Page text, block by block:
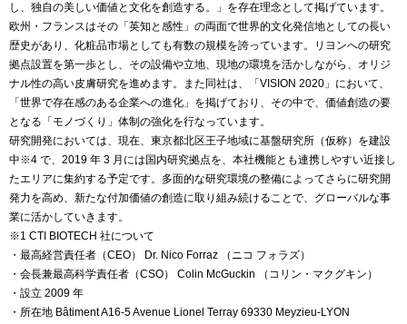
し、独自の美しい価値と文化を創造する。」を存在理念として掲げています。
欧州・フランスはその「英知と感性」の両面で世界的文化発信地としての長い
歴史があり、化粧品市場としても有数の規模を誇っています。リヨンへの研究
拠点設置を第一歩とし、その設備や立地、現地の環境を活かしながら、オリジ
ナル性の高い皮膚研究を進めます。また同社は、「VISION 2020」において、
「世界で存在感のある企業への進化」を掲げており、その中で、価値創造の要
となる「モノづくり」体制の強化を行なっています。
研究開発においては、現在、東京都北区王子地域に基盤研究所（仮称）を建設
中※4 で、2019 年 3 月には国内研究拠点を、本社機能とも連携しやすい近接し
たエリアに集約する予定です。多面的な研究環境の整備によってさらに研究開
発力を高め、新たな付加価値の創造に取り組み続けることで、グローバルな事
業に活かしていきます。
※1 CTI BIOTECH 社について
・最高経営責任者（CEO） Dr. Nico Forraz （ニコ フォラズ）
・会長兼最高科学責任者（CSO） Colin McGuckin （コリン・マクグキン）
・設立 2009 年
・所在地 Bâtiment A16-5 Avenue Lionel Terray 69330 Meyzieu-LYON